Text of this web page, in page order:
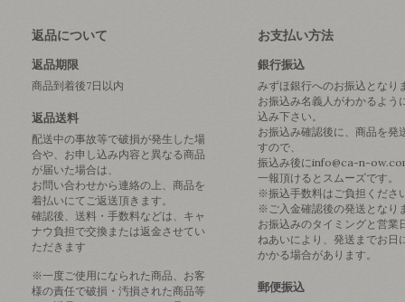
返品について
返品期限
商品到着後7日以内
返品送料
配送中の事故等で破損が発生した場
合や、お申し込み内容と異なる商品
が届いた場合は、
お問い合わせから連絡の上、商品を
着払いにてご返送頂きます。
確認後、送料・手数料などは、キャ
ナウ負担で交換または返金させてい
ただきます
※一度ご使用になられた商品、お客
様の責任で破損・汚損された商品等
お支払い方法
銀行振込
みずほ銀行へのお振込となり
お振込み名義人がわかるよう
込み下さい。
お振込み確認後に、商品を発
すので、
振込み後にinfo@ca-n-
一報頂けるとスムーズです。
※振込手数料はご負担くださ
※ご入金確認後の発送となり
お振込みのタイミングと営業
ねあいにより、発送までお日
かかる場合があります。
郵便振込